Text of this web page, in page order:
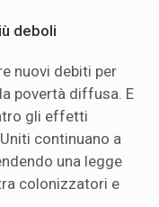
deboli
nuovi debiti per
povertà diffusa. E
gli effetti
continuano a
una legge
colonizzatori e